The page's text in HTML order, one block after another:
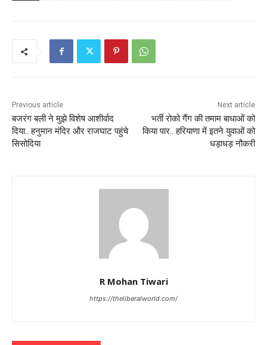
Previous article
बजरंग बली ने मुझे विशेष आशीर्वाद
दिया.. हनुमान मंदिर और राजघाट पहुंचे
सिसोदिया
Next article
भर्ती रोको गैंग की तमाम बाधाओं को
किया पार.. हरियाणा में इतने युवाओं को
धड़ाधड़ नौकरी
R Mohan Tiwari
https://theliberalworld.com/